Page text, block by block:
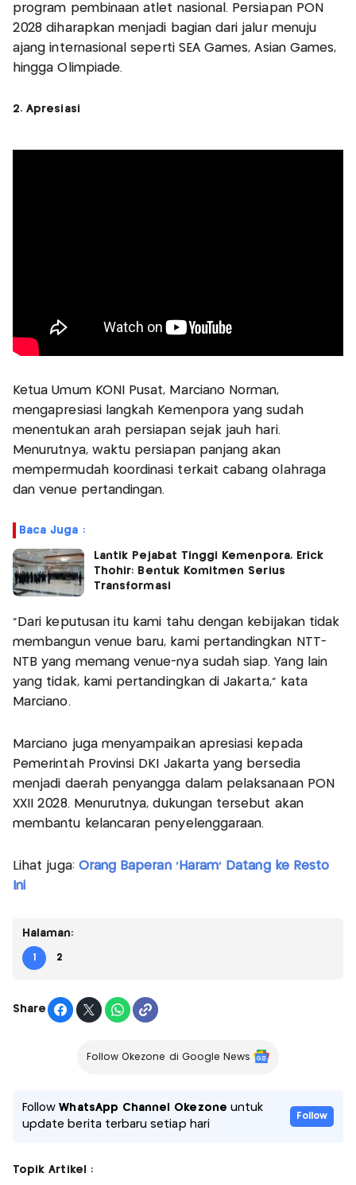
program pembinaan atlet nasional. Persiapan PON
2028 diharapkan menjadi bagian dari jalur menuju
ajang internasional seperti SEA Games, Asian Games,
hingga Olimpiade.
2. Apresiasi
Ketua Umum KONI Pusat, Marciano Norman,
mengapresiasi langkah Kemenpora yang sudah
menentukan arah persiapan sejak jauh hari.
Menurutnya, waktu persiapan panjang akan
mempermudah koordinasi terkait cabang olahraga
dan venue pertandingan.
Baca Juga :
Lantik Pejabat Tinggi Kemenpora, Erick
Thohir: Bentuk Komitmen Serius
Transformasi
"Dari keputusan itu kami tahu dengan kebijakan tidak
membangun venue baru, kami pertandingkan NTT-
NTB yang memang venue-nya sudah siap. Yang lain
yang tidak, kami pertandingkan di Jakarta," kata
Marciano.
Marciano juga menyampaikan apresiasi kepada
Pemerintah Provinsi DKI Jakarta yang bersedia
menjadi daerah penyangga dalam pelaksanaan PON
XXII 2028. Menurutnya, dukungan tersebut akan
membantu kelancaran penyelenggaraan.
Lihat juga: Orang Baperan 'Haram' Datang ke Resto
Ini
Halaman:
1 2
Share
Follow Okezone di Google News
FollowWhatsApp Channel Okezone untuk
update berita terbaru setiap hari
Follow
Topik Artikel :